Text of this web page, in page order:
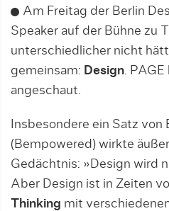
Am Freitag der Berlin
Speaker auf der Bühne zu
unterschiedlicher nicht
gemeinsam: Design.
angeschaut.
Insbesondere ein Satz von
(Bempowered) wirkte
Gedächtnis: »Design wird
Aber Design ist in Zeiten
Thinking mit